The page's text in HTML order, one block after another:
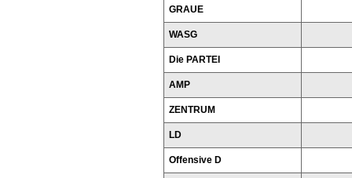
GRAUE
WASG
Die PARTEI
AMP
ZENTRUM
LD
Offensive D